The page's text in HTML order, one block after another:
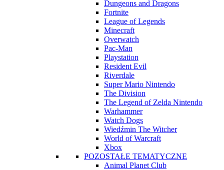
Dungeons and Dragons
Fortnite
League of Legends
Minecraft
Overwatch
Pac-Man
Playstation
Resident Evil
Riverdale
Super Mario Nintendo
The Division
The Legend of Zelda Nintendo
Warhammer
Watch Dogs
Wiedźmin The Witcher
World of Warcraft
Xbox
POZOSTAŁE TEMATYCZNE
Animal Planet Club